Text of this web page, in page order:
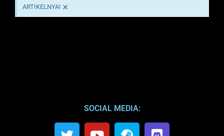
ARTIKELNYA! ×
SOCIAL MEDIA: